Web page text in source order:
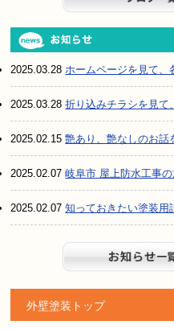
2025.03.28ホームページを見て、
2025.03.28折り込みチラシを見て
2025.02.15艶あり、艶なしのお話
2025.02.07岐阜市 屋上防水工事
2025.02.07知っておきたい塗装用
外壁塗装トップ